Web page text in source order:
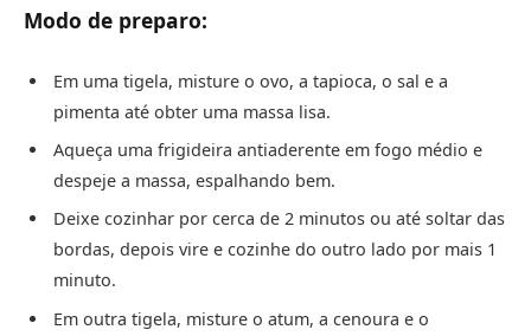
Modo de preparo:
Em uma tigela, misture o ovo, a tapioca, o sal e a
pimenta até obter uma massa lisa.
Aqueça uma frigideira antiaderente em fogo médio e
despeje a massa, espalhando bem.
Deixe cozinhar por cerca de 2 minutos ou até soltar das
bordas, depois vire e cozinhe do outro lado por mais 1
minuto.
Em outra tigela, misture o atum, a cenoura e o